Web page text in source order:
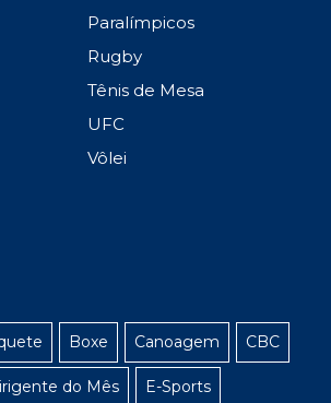
Paralímpicos
Rugby
Tênis de Mesa
UFC
Vôlei
Boxe Canoagem CBC
do Mês E-Sports